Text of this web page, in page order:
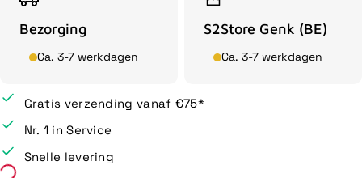
Bezorging
Ca. 3-7 werkdagen
S2Store Genk (BE)
Ca. 3-7 werkdagen
Gratis verzending vanaf €75*
Nr. 1 in Service
Snelle levering